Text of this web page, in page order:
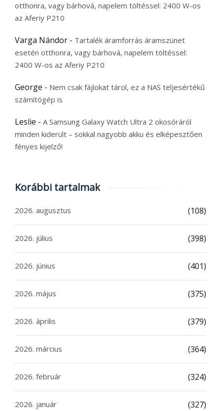
otthonra, vagy bárhová, napelem töltéssel: 2400 W-os
az Aferiy P210
Varga Nándor - Tartalék áramforrás áramszünet
esetén otthonra, vagy bárhová, napelem töltéssel:
2400 W-os az Aferiy P210
George - Nem csak fájlokat tárol, ez a NAS teljesértékű
számítógép is
Leslie - A Samsung Galaxy Watch Ultra 2 okosóráról
minden kiderült – sokkal nagyobb akku és elképesztően
fényes kijelző!
Korábbi tartalmak
2026. augusztus (108)
2026. július (398)
2026. június (401)
2026. május (375)
2026. április (379)
2026. március (364)
2026. február (324)
2026. január (327)